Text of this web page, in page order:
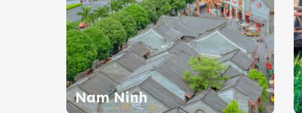
Nam Ninh